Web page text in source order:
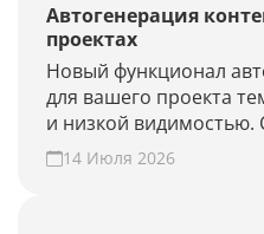
Автогенерация
проектах
Новый функционал
для вашего проекта
и низкой видимостью.
за несколько минут и
вашего бренда и сайта
14 Июля 2026